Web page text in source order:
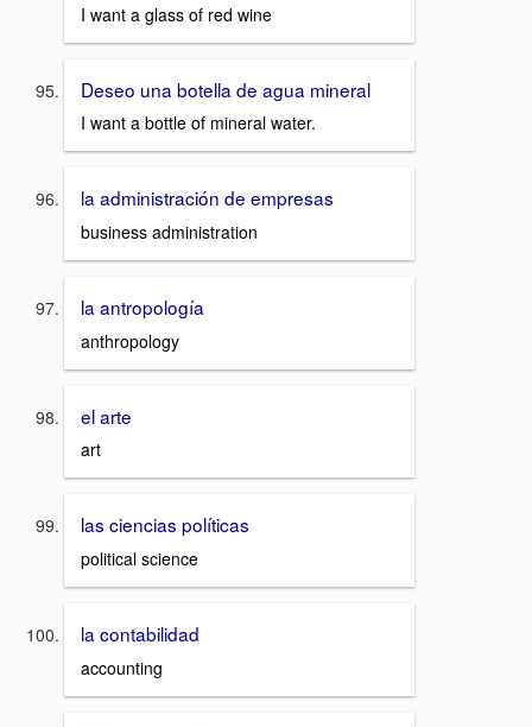
I want a glass of red wine
Deseo una botella de agua mineral
I want a bottle of mineral water.
la administración de empresas
business administration
la antropología
anthropology
el arte
art
las ciencias políticas
political science
la contabilidad
accounting